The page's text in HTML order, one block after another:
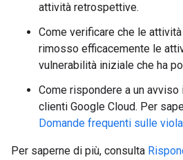
attività retrospettive.
Come verificare che le
rimosso efficacemente le
vulnerabilità iniziale che ha
Come rispondere a un
clienti Google Cloud. Per
Domande frequenti sulle
Per saperne di più, consulta